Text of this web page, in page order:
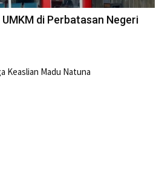
di Perbatasan Negeri